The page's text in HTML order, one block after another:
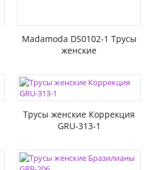
Madamoda DS0102-1 Трусы
женские
Трусы женские Коррекция
GRU-313-1